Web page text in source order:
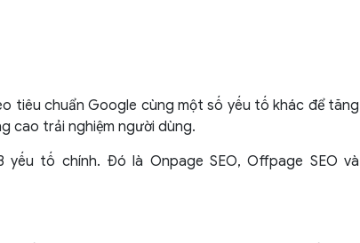
tiêu chuẩn Google cùng một số yếu tố khác để tăng
cao trải nghiệm người dùng.
tố chính. Đó là Onpage SEO, Offpage SEO và